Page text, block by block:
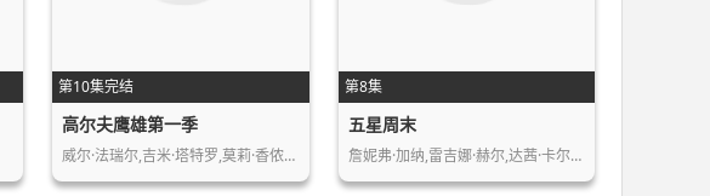
第10集完结
高尔夫鹰雄第一季
威尔·法瑞尔,吉米·塔特罗,莫莉·香侬…
第8集
五星周末
詹妮弗·加纳,雷吉娜·赫尔,达茜·卡尔…